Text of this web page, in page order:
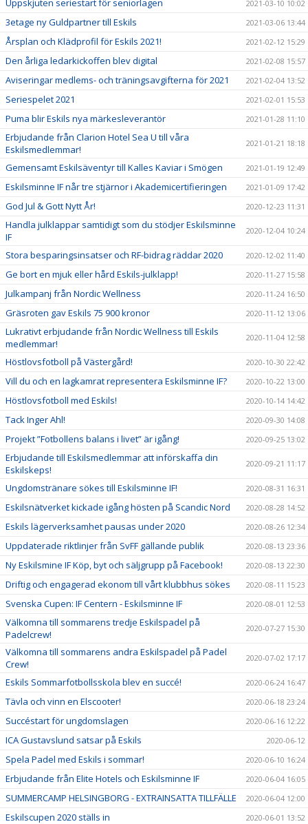
Uppskjuten seriestart för seniorlagen 2021-03-10 10:02
3etage ny Guldpartner till Eskils 2021-03-06 13:44
Årsplan och Klädprofil för Eskils 2021! 2021-02-12 15:29
Den årliga ledarkickoffen blev digital 2021-02-08 15:57
Aviseringar medlems- och träningsavgifterna för 2021 2021-02-04 13:52
Seriespelet 2021 2021-02-01 15:53
Puma blir Eskils nya märkesleverantör 2021-01-28 11:10
Erbjudande från Clarion Hotel Sea U till våra
Eskilsmedlemmar!
2021-01-21 18:18
Gemensamt Eskilsäventyr till Kalles Kaviar i Smögen 2021-01-19 12:49
Eskilsminne IF når tre stjärnor i Akademicertifieringen 2021-01-09 17:42
God Jul & Gott Nytt År! 2020-12-23 11:31
Handla julklappar samtidigt som du stödjer Eskilsminne
IF
2020-12-04 10:24
Stora besparingsinsatser och RF-bidrag räddar 2020 2020-12-02 11:40
Ge bort en mjuk eller hård Eskils-julklapp! 2020-11-27 15:58
Julkampanj från Nordic Wellness 2020-11-24 16:50
Gräsroten gav Eskils 75 900 kronor 2020-11-12 13:06
Lukrativt erbjudande från Nordic Wellness till Eskils
medlemmar!
2020-11-04 12:58
Höstlovsfotboll på Västergård! 2020-10-30 22:42
Vill du och en lagkamrat representera Eskilsminne IF? 2020-10-22 13:00
Höstlovsfotboll med Eskils! 2020-10-14 14:42
Tack Inger Ahl! 2020-09-30 14:08
Projekt ”Fotbollens balans i livet” är igång! 2020-09-25 13:02
Erbjudande till Eskilsmedlemmar att införskaffa din
Eskilskeps!
2020-09-21 11:17
Ungdomstränare sökes till Eskilsminne IF! 2020-08-31 16:31
Eskilsnätverket kickade igång hösten på Scandic Nord 2020-08-28 14:52
Eskils lägerverksamhet pausas under 2020 2020-08-26 12:34
Uppdaterade riktlinjer från SvFF gällande publik 2020-08-13 23:36
Ny Eskilsmine IF Köp, byt och säljgrupp på Facebook! 2020-08-13 22:30
Driftig och engagerad ekonom till vårt klubbhus sökes 2020-08-11 15:23
Svenska Cupen: IF Centern - Eskilsminne IF 2020-08-01 12:53
Välkomna till sommarens tredje Eskilspadel på
Padelcrew!
2020-07-27 15:30
Välkomna till sommarens andra Eskilspadel på Padel
Crew!
2020-07-02 17:17
Eskils Sommarfotbollsskola blev en succé! 2020-06-24 16:47
Tävla och vinn en Elscooter! 2020-06-18 23:24
Succéstart för ungdomslagen 2020-06-16 12:22
ICA Gustavslund satsar på Eskils 2020-06-12
Spela Padel med Eskils i sommar! 2020-06-10 16:24
Erbjudande från Elite Hotels och Eskilsminne IF 2020-06-04 16:05
SUMMERCAMP HELSINGBORG - EXTRAINSATTA TILLFÄLLE 2020-06-04 12:00
Eskilscupen 2020 ställs in 2020-06-01 13:52